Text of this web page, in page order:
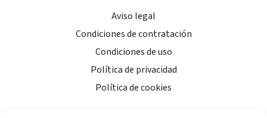
Aviso legal
Condiciones de contratación
Condiciones de uso
Política de privacidad
Política de cookies